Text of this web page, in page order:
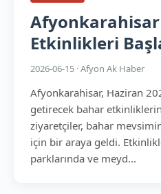
Etkinlikleri
2026-06-15 · Afyon Ak Haber
Afyonkarahisar, Haziran
getirecek bahar
ziyaretçiler, bahar
için bir araya geldi.
parklarında ve meyd...